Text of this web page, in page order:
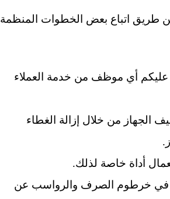
طريق اتباع بعض الخطوات المنظمة
عليكم أي موظف من خدمة العملاء
الجهاز من خلال إزالة الغطاء
أداة خاصة لذلك.
في خرطوم الصرف والرواسب عن